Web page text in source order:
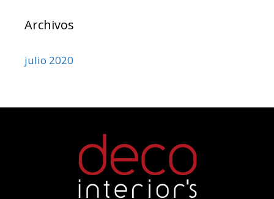
Archivos
julio 2020